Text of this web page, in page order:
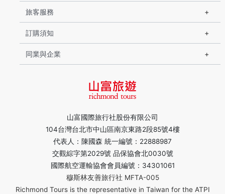
山富國際旅行社股份有限公司
104台灣台北市中山區南京東路2段85號4樓
代表人：陳國森 統一編號：22888987
交觀綜字第2029號 品保協會北0030號
國際航空運輸協會會員編號：34301061
穆斯林友善旅行社 MFTA-005
Richmond Tours is the representative in Taiwan for the ATPI
旅客服務
訂購須知
同業與企業